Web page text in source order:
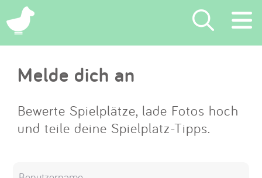
×
Suchen
Eintragen
App
Melde dich an
Bewerte Spielplätze, lade Fotos hoch
und teile deine Spielplatz-Tipps.